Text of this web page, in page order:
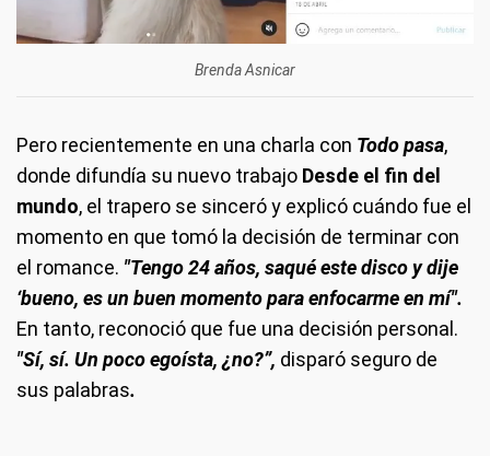
Brenda Asnicar
Pero recientemente en una charla con Todo pasa,
donde difundía su nuevo trabajo Desde el fin del
mundo, el trapero se sinceró y explicó cuándo fue el
momento en que tomó la decisión de terminar con
el romance. "Tengo 24 años, saqué este disco y dije
‘bueno, es un buen momento para enfocarme en mí".
En tanto, reconoció que fue una decisión personal.
"Sí, sí. Un poco egoísta, ¿no?”, disparó seguro de
sus palabras.